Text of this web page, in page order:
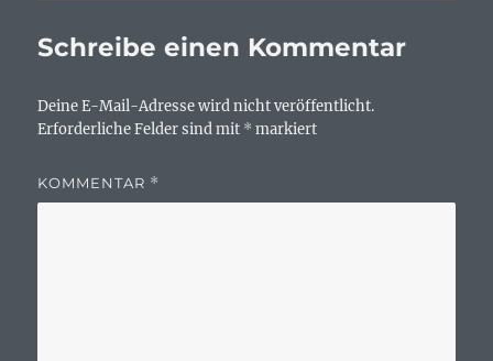
Schreibe einen Kommentar
Deine E-Mail-Adresse wird nicht veröffentlicht.
Erforderliche Felder sind mit * markiert
KOMMENTAR *